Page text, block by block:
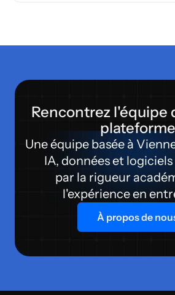
Rencontrez l'équipe
plateforme
Une équipe basée à
IA, données et
par la rigueur
l'expérience en
À propos de